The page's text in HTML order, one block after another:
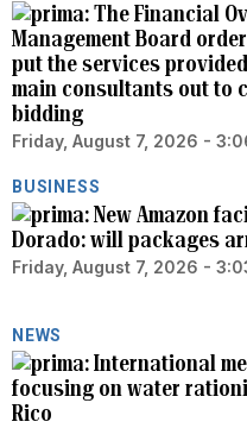
The Financial
Management Board
put the services
main consultants out to
bidding
Friday, August 7, 2026 -
BUSINESS
New Amazon
Dorado: will packages
Friday, August 7, 2026 -
NEWS
International
focusing on water
Rico